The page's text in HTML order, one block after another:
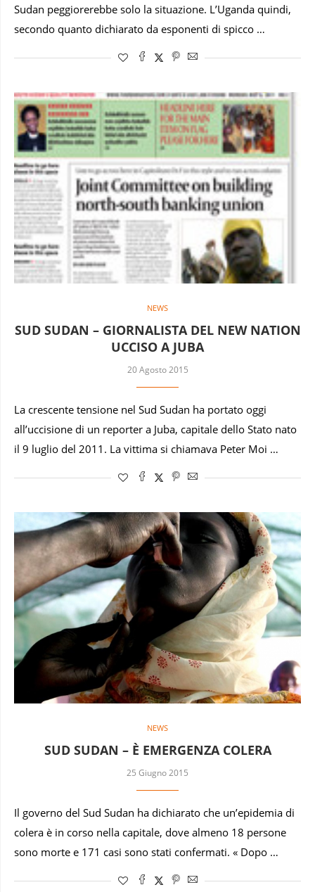
Sudan peggiorerebbe solo la situazione. L’Uganda quindi,
secondo quanto dichiarato da esponenti di spicco …
NEWS
SUD SUDAN – GIORNALISTA DEL NEW NATION
UCCISO A JUBA
20 Agosto 2015
La crescente tensione nel Sud Sudan ha portato oggi
all’uccisione di un reporter a Juba, capitale dello Stato nato
il 9 luglio del 2011. La vittima si chiamava Peter Moi …
NEWS
SUD SUDAN – È EMERGENZA COLERA
25 Giugno 2015
Il governo del Sud Sudan ha dichiarato che un’epidemia di
colera è in corso nella capitale, dove almeno 18 persone
sono morte e 171 casi sono stati confermati. « Dopo …